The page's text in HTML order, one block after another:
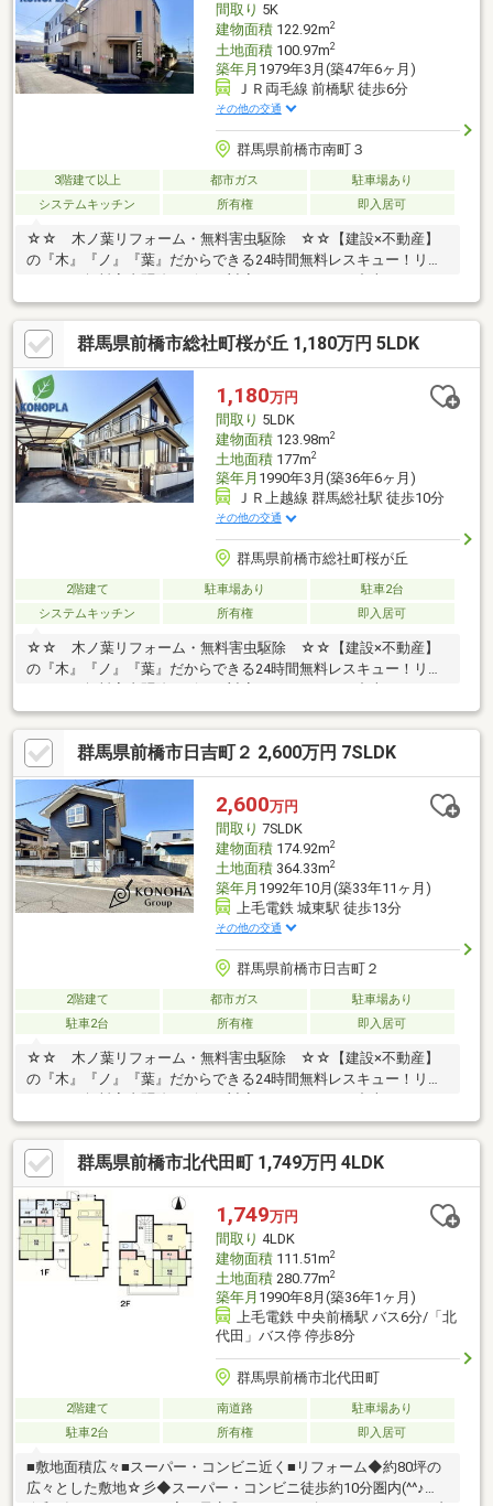
間取り 5K
建物面積122.92m2
土地面積100.97m2
築年月 1979年3月(築47年6ヶ月)
ＪＲ両毛線 前橋駅 徒歩6分
その他の交通
群馬県前橋市南町３
3階建て以上 都市ガス
駐車場あり
システムキッチン
所有権 即入居可
☆☆ 木ノ葉リフォーム・無料害虫駆除 ☆☆【建設×不動産】
の『木』『ノ』『葉』だからできる24時間無料レスキュー！リフ
ターサービスがついており、住んでからの安心をずっとお届けし
ます！内覧時に、無料相談・お見積りも物件ごとに作成可能！！
オウチ探しも、リフォームも一緒に相談できます！＼弊社には、
『きつね隊』・『ゴリラ隊』という無料かけつけサービスの仕組
みが、整っています♪／住んでからのお家トラブル、緊急対応も承
っております♪お家のこと、すべて木ノ葉プランニングにお任せく
ださい＾＾
群馬県前橋市総社町桜が丘 1,180万円 5LDK
1,180万円
間取り 5LDK
建物面積123.98m2
土地面積177m2
築年月 1990年3月(築36年6ヶ月)
ＪＲ上越線 群馬総社駅 徒歩10分
その他の交通
群馬県前橋市総社町桜が丘
2階建て 駐車場あり
駐車2台
システムキッチン
所有権 即入居可
☆☆ 木ノ葉リフォーム・無料害虫駆除 ☆☆【建設×不動産】
の『木』『ノ』『葉』だからできる24時間無料レスキュー！リフ
ターサービスがついており、住んでからの安心をずっとお届けし
ます！内覧時に、無料相談・お見積りも物件ごとに作成可能！！
オウチ探しも、リフォームも一緒に相談できます！＼弊社には、
『きつね隊』・『ゴリラ隊』という無料かけつけサービスの仕組
みが、整っています♪／住んでからのお家トラブル、緊急対応も承
っております♪お家のこと、すべて木ノ葉プランニングにお任せく
ださい＾＾
群馬県前橋市日吉町２ 2,600万円 7SLDK
2,600万円
間取り 7SLDK
建物面積174.92m2
土地面積364.33m2
築年月 1992年10月(築33年11ヶ月)
上毛電鉄 城東駅 徒歩13分
その他の交通
群馬県前橋市日吉町２
2階建て 都市ガス
駐車場あり
駐車2台
所有権 即入居可
☆☆ 木ノ葉リフォーム・無料害虫駆除 ☆☆【建設×不動産】
の『木』『ノ』『葉』だからできる24時間無料レスキュー！リフ
ォーム・無料害虫駆除サビース対応しております！中古でもアフ
ターサービスがついており、住んでからの安心をずっとお届けし
ます！内覧時に、無料相談・お見積りも物件ごとに作成可能！！
オウチ探しも、リフォームも一緒に相談できます！＼弊社には、
『きつね隊』・『ゴリラ隊』という無料かけつけサービスの仕組
みが、整っています♪／住んでからのお家トラブル、緊急対応も承
っております♪お家のこと、すべて木ノ葉プランニングにお任せく
ださい＾＾
群馬県前橋市北代田町 1,749万円 4LDK
1,749万円
間取り 4LDK
建物面積111.51m2
土地面積280.77m2
築年月 1990年8月(築36年1ヶ月)
上毛電鉄 中央前橋駅 バス6分/「北
代田」バス停 停歩8分
群馬県前橋市北代田町
2階建て 南道路
駐車場あり
駐車2台
所有権 即入居可
■敷地面積広々■スーパー・コンビニ近く■リフォーム◆約80坪の
広々とした敷地☆彡◆スーパー・コンビニ徒歩約10分圏内(^^♪◆